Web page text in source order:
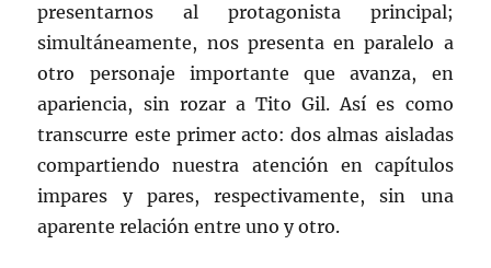
presentarnos al protagonista principal;
simultáneamente, nos presenta en paralelo a
otro personaje importante que avanza, en
apariencia, sin rozar a Tito Gil. Así es como
transcurre este primer acto: dos almas aisladas
compartiendo nuestra atención en capítulos
impares y pares, respectivamente, sin una
aparente relación entre uno y otro.